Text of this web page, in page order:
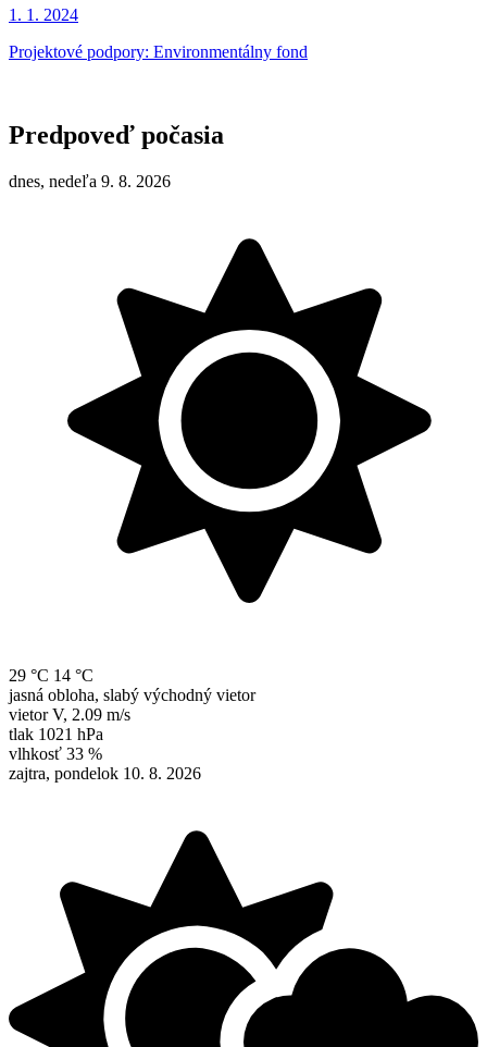
1. 1. 2024
Projektové podpory: Environmentálny fond
Predpoveď počasia
dnes, nedeľa 9. 8. 2026
29 °C 14 °C
jasná obloha, slabý východný vietor
vietor V, 2.09 m/s
tlak 1021 hPa
vlhkosť 33 %
zajtra, pondelok 10. 8. 2026